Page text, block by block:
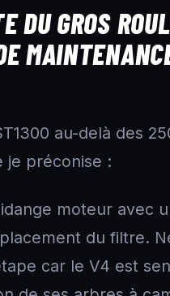
DU GROS
au-delà des
je préconise :
moteur avec
du filtre.
car le V4 est